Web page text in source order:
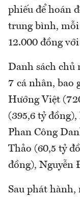
phiếu để hoán
trung bình, mỗi
12.000 đồng
Danh sách chủ
7 cá nhân, bao
Hướng Việt
(395,6 tỷ
Phan Công
Thảo (60,5 tỷ
đồng), Nguyễn
Sau phát hành,